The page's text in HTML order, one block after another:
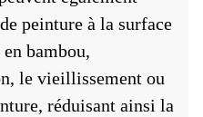
peinture à la surface
bambou,
le vieillissement ou
réduisant ainsi la